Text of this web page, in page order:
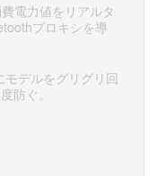
電力値をリアルタ
プロキシを導
デルをグリグリ回
防ぐ。